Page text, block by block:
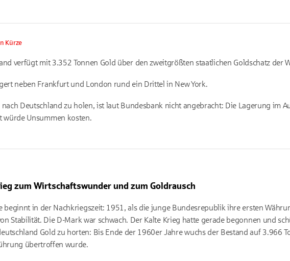
Kürze
verfügt mit 3.352 Tonnen Gold über den zweitgrößten staatlichen Goldschatz der
neben Frankfurt und London rund ein Drittel in New York.
nach Deutschland zu holen, ist laut Bundesbank nicht angebracht: Die Lagerung im
würde Unsummen kosten.
zum Wirtschaftswunder und zum Goldrausch
beginnt in der Nachkriegszeit: 1951, als die junge Bundesrepublik ihre ersten
Stabilität. Die D-Mark war schwach. Der Kalte Krieg hatte gerade begonnen und
Gold zu horten: Bis Ende der 1960er Jahre wuchs der Bestand auf 3.966
übertroffen wurde.